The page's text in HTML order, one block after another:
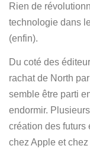
Rien de
technologie dans
(enfin).
Du coté des
rachat de North
semble être parti
endormir.
création des futurs
chez Apple et